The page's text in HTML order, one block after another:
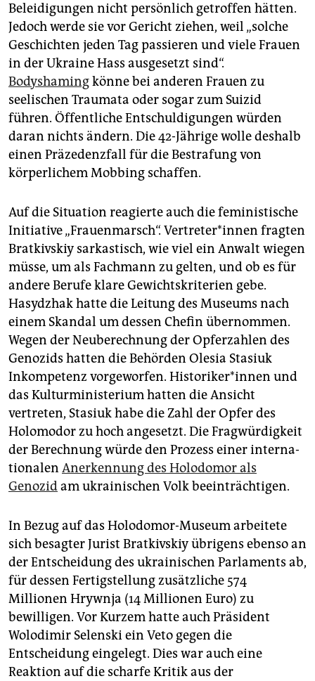
Beleidigungen nicht persönlich getroffen hätten.
Jedoch werde sie vor Gericht ziehen, weil „solche
Geschichten jeden Tag passieren und viele Frauen
in der Ukraine Hass ausgesetzt sind“.
Bodyshamingkönne bei anderen Frauen zu
seelischen Traumata oder sogar zum Suizid
führen. Öffentliche Entschuldigungen würden
daran nichts ändern. Die 42-Jährige wolle deshalb
einen Präzedenzfall für die Bestrafung von
körperlichem Mobbing schaffen.
Auf die Situation reagierte auch die feministische
Initiative „Frauenmarsch“. Ver­tre­te­r*in­nen fragten
Bratkivskiy sarkastisch, wie viel ein Anwalt wiegen
müsse, um als Fachmann zu gelten, und ob es für
andere Berufe klare Gewichtskriterien gebe.
Hasydzhak hatte die Leitung des Museums nach
einem Skandal um dessen Chefin übernommen.
Wegen der Neuberechnung der Opferzahlen des
Genozids hatten die Behörden Olesia Stasiuk
Inkompetenz vorgeworfen. His­to­ri­ke­r*in­nen und
das Kulturministerium hatten die Ansicht
vertreten, Stasiuk habe die Zahl der Opfer des
Holomodor zu hoch angesetzt. Die Fragwürdigkeit
der Berechnung würde den Prozess einer interna­
tionalen Anerkennung des Holodomor als
Genozidam ukrainischen Volk beeinträchtigen.
In Bezug auf das Holodomor-Museum arbeitete
sich besagter Jurist Bratkivskiy übrigens ebenso an
der Entscheidung des ukrainischen Parlaments ab,
für dessen Fertigstellung zusätzliche 574
Millionen Hrywnja (14 Millionen Euro) zu
bewilligen. Vor Kurzem hatte auch Präsident
Wolodimir Selenski ein Veto gegen die
Entscheidung eingelegt. Dies war auch eine
Reaktion auf die scharfe Kritik aus der